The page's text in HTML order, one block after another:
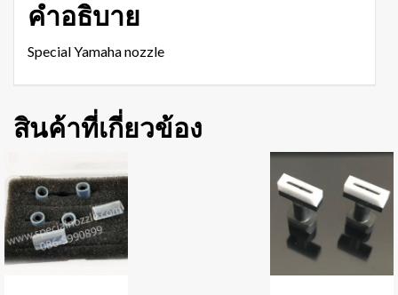
คำอธิบาย
Special Yamaha nozzle
สินค้าที่เกี่ยวข้อง